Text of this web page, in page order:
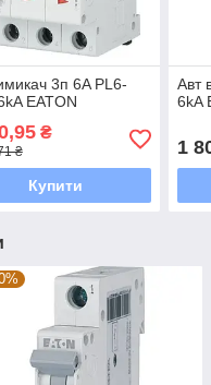
3п 6A PL6-
EATON
₴
₴
Купити
Авт
6kA
1